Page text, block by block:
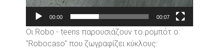
00:00 00:07
Οι Robo - teens παρουσιάζουν το ρομπότ ο:
"Robocaso" που ζωγραφίζει κύκλους: